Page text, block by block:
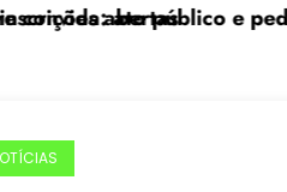
na sexta-feira (24),
“Centenário de Frantz